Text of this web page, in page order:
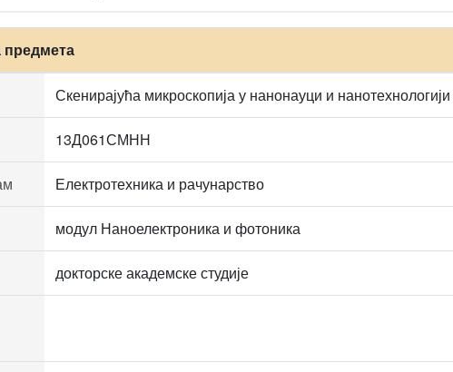
Скенирајућа микроскопија у нанонауци и нанотехнологији
13Д061СМНН
Електротехника и рачунарство
модул Наноелектроника и фотоника
докторске академске студије